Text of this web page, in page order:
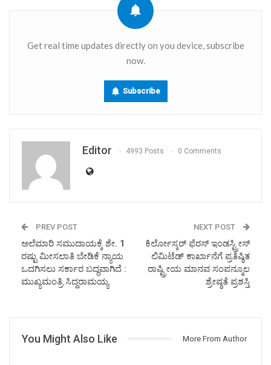
Get real time updates directly on you device, subscribe
now.
Subscribe
Editor 4993 Posts 0 Comments
PREV POST
ಅಲೆಮಾರಿ ಸಮುದಾಯಕ್ಕೆ ಶೇ. 1
ರಷ್ಟು ಮೀಸಲಾತಿ ಬೇಡಿಕೆ ನ್ಯಾಯ
ಒದಗಿಸಲು ಸರ್ಕಾರ ಬದ್ಧವಾಗಿದೆ :
ಮುಖ್ಯಮಂತ್ರಿ ಸಿದ್ದರಾಮಯ್ಯ
NEXT POST
ಕಿರ್ಲೋಸ್ಕರ್ ಫೆರಸ್ ಇಂಡಸ್ಟ್ರೀಸ್
ಲಿಮಿಟೆಡ್ ಕಾರ್ಖಾನೆಗೆ ಪ್ರತಿಷ್ಠಿತ
ರಾಷ್ಟ್ರೀಯ ಮಾನವ ಸಂಪನ್ಮೂಲ
ಶ್ರೇಷ್ಠತೆ ಪ್ರಶಸ್ತಿ
You Might Also Like More From Author